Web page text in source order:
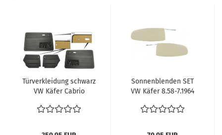
Türverkleidung schwarz
VW Käfer Cabrio
Innenaustattung
Sonnenblenden SET
VW Käfer 8.58-7.1964
113898551A